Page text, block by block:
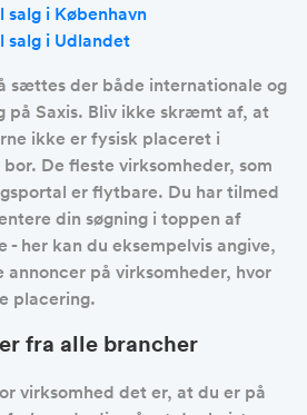
i København
salg i Udlandet
sættes der både internationale og
på Saxis. Bliv ikke skræmt af, at
ikke er fysisk placeret i
De fleste virksomheder, som
er flytbare. Du har tilmed
din søgning i toppen af
- her kan du eksempelvis angive,
annoncer på virksomheder, hvor
placering.
fra alle brancher
virksomhed det er, at du er på